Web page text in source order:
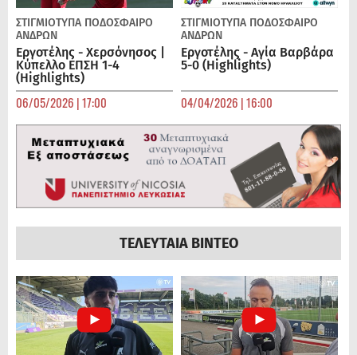
ΣΤΙΓΜΙΟΤΥΠΑ ΠΟΔΌΣΦΑΙΡΟ
ΑΝΔΡΏΝ
Εργοτέλης - Χερσόνησος |
Κύπελλο ΕΠΣΗ 1-4
(Highlights)
06/05/2026 | 17:00
ΣΤΙΓΜΙΟΤΥΠΑ ΠΟΔΌΣΦΑΙΡΟ
ΑΝΔΡΏΝ
Εργοτέλης - Αγία Βαρβάρα
5-0 (Highlights)
04/04/2026 | 16:00
ΤΕΛΕΥΤΑΙΑ ΒΙΝΤΕΟ